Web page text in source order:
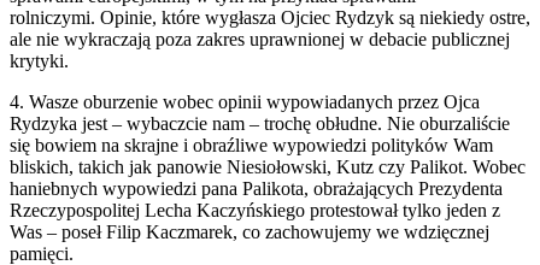
rolniczymi. Opinie, które wygłasza Ojciec Rydzyk są niekiedy ostre,
ale nie wykraczają poza zakres uprawnionej w debacie publicznej
krytyki.
4. Wasze oburzenie wobec opinii wypowiadanych przez Ojca
Rydzyka jest – wybaczcie nam – trochę obłudne. Nie oburzaliście
się bowiem na skrajne i obraźliwe wypowiedzi polityków Wam
bliskich, takich jak panowie Niesiołowski, Kutz czy Palikot. Wobec
haniebnych wypowiedzi pana Palikota, obrażających Prezydenta
Rzeczypospolitej Lecha Kaczyńskiego protestował tylko jeden z
Was – poseł Filip Kaczmarek, co zachowujemy we wdzięcznej
pamięci.